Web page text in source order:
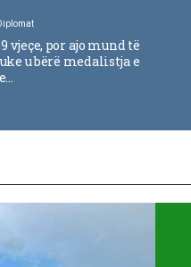
vjeçe, por ajo mund të
u bërë medalistja e